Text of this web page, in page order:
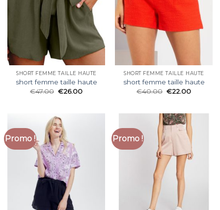
SHORT FEMME TAILLE HAUTE
short femme taille haute
€47.00 €26.00
SHORT FEMME TAILLE HAUTE
short femme taille haute
€40.00 €22.00
Promo ! Promo !